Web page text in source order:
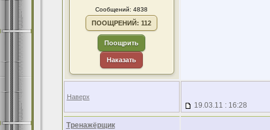
Сообщений: 4838
ПООЩРЕНИЙ: 112
Поощрить
Наказать
Наверх
19.03.11 : 16:28
Тренажёрщик